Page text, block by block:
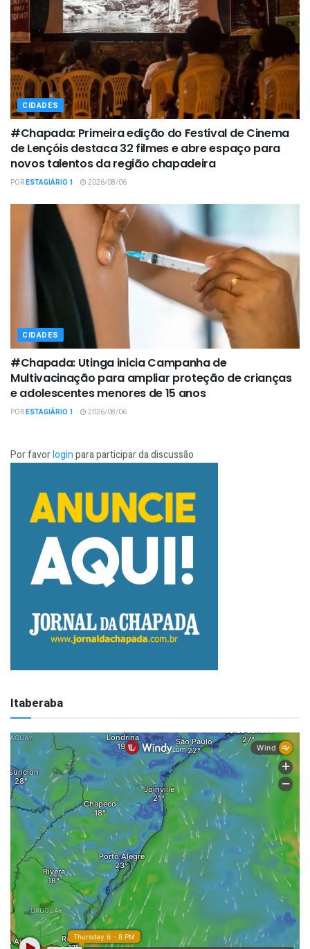
CIDADES
#Chapada: Primeira edição do Festival de Cinema
de Lençóis destaca 32 filmes e abre espaço para
novos talentos da região chapadeira
PORESTAGIÁRIO 1 2026/08/06
CIDADES
#Chapada: Utinga inicia Campanha de
Multivacinação para ampliar proteção de crianças
e adolescentes menores de 15 anos
PORESTAGIÁRIO 1 2026/08/06
Por favorloginpara participar da discussão
Itaberaba